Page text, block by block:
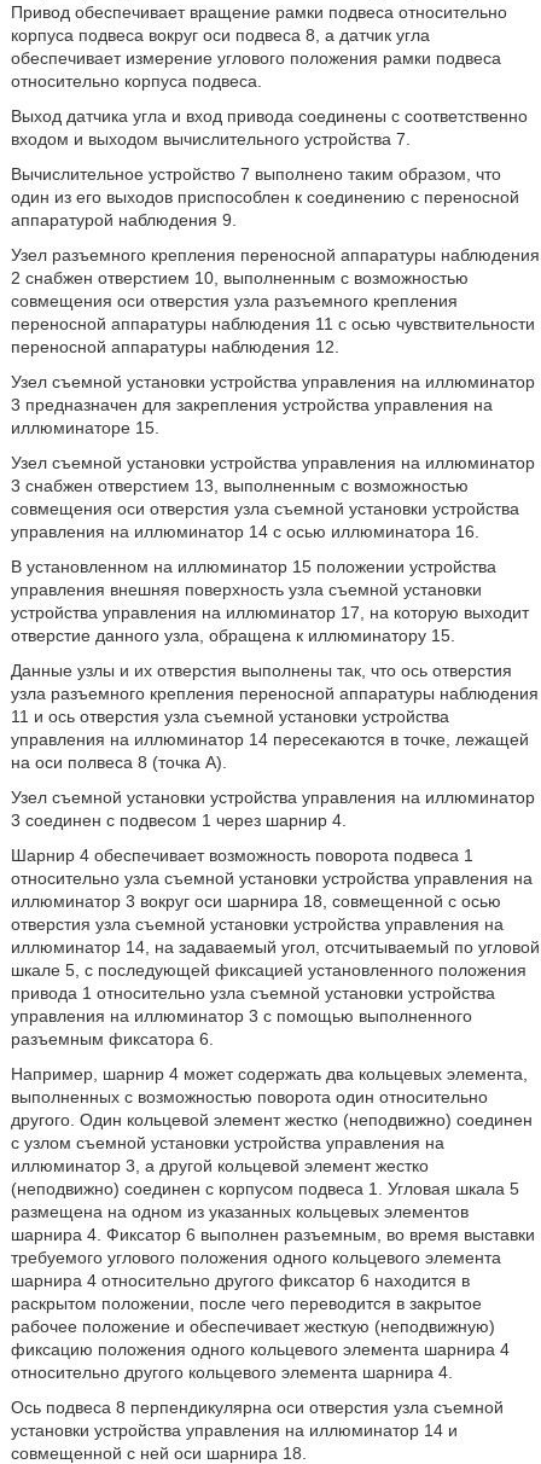
Привод обеспечивает вращение рамки подвеса относительно
корпуса подвеса вокруг оси подвеса 8, а датчик угла
обеспечивает измерение углового положения рамки подвеса
относительно корпуса подвеса.
Выход датчика угла и вход привода соединены с соответственно
входом и выходом вычислительного устройства 7.
Вычислительное устройство 7 выполнено таким образом, что
один из его выходов приспособлен к соединению с переносной
аппаратурой наблюдения 9.
Узел разъемного крепления переносной аппаратуры наблюдения
2 снабжен отверстием 10, выполненным с возможностью
совмещения оси отверстия узла разъемного крепления
переносной аппаратуры наблюдения 11 с осью чувствительности
переносной аппаратуры наблюдения 12.
Узел съемной установки устройства управления на иллюминатор
3 предназначен для закрепления устройства управления на
иллюминаторе 15.
Узел съемной установки устройства управления на иллюминатор
3 снабжен отверстием 13, выполненным с возможностью
совмещения оси отверстия узла съемной установки устройства
управления на иллюминатор 14 с осью иллюминатора 16.
В установленном на иллюминатор 15 положении устройства
управления внешняя поверхность узла съемной установки
устройства управления на иллюминатор 17, на которую выходит
отверстие данного узла, обращена к иллюминатору 15.
Данные узлы и их отверстия выполнены так, что ось отверстия
узла разъемного крепления переносной аппаратуры наблюдения
11 и ось отверстия узла съемной установки устройства
управления на иллюминатор 14 пересекаются в точке, лежащей
на оси полвеса 8 (точка А).
Узел съемной установки устройства управления на иллюминатор
3 соединен с подвесом 1 через шарнир 4.
Шарнир 4 обеспечивает возможность поворота подвеса 1
относительно узла съемной установки устройства управления на
иллюминатор 3 вокруг оси шарнира 18, совмещенной с осью
отверстия узла съемной установки устройства управления на
иллюминатор 14, на задаваемый угол, отсчитываемый по угловой
шкале 5, с последующей фиксацией установленного положения
привода 1 относительно узла съемной установки устройства
управления на иллюминатор 3 с помощью выполненного
разъемным фиксатора 6.
Например, шарнир 4 может содержать два кольцевых элемента,
выполненных с возможностью поворота один относительно
другого. Один кольцевой элемент жестко (неподвижно) соединен
с узлом съемной установки устройства управления на
иллюминатор 3, а другой кольцевой элемент жестко
(неподвижно) соединен с корпусом подвеса 1. Угловая шкала 5
размещена на одном из указанных кольцевых элементов
шарнира 4. Фиксатор 6 выполнен разъемным, во время выставки
требуемого углового положения одного кольцевого элемента
шарнира 4 относительно другого фиксатор 6 находится в
раскрытом положении, после чего переводится в закрытое
рабочее положение и обеспечивает жесткую (неподвижную)
фиксацию положения одного кольцевого элемента шарнира 4
относительно другого кольцевого элемента шарнира 4.
Ось подвеса 8 перпендикулярна оси отверстия узла съемной
установки устройства управления на иллюминатор 14 и
совмещенной с ней оси шарнира 18.